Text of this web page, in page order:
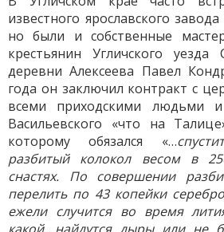
известного ярославского
но были и собственные
крестьянин Угличского уезда
деревни Алексеева Павел
года он заключил контракт с
всеми приходскими людьми
Васильевского «что на
которому обязался «…
разбитый колокол весом в
снастях. По совершении
перелить по 43 копейки
ежели случится во время